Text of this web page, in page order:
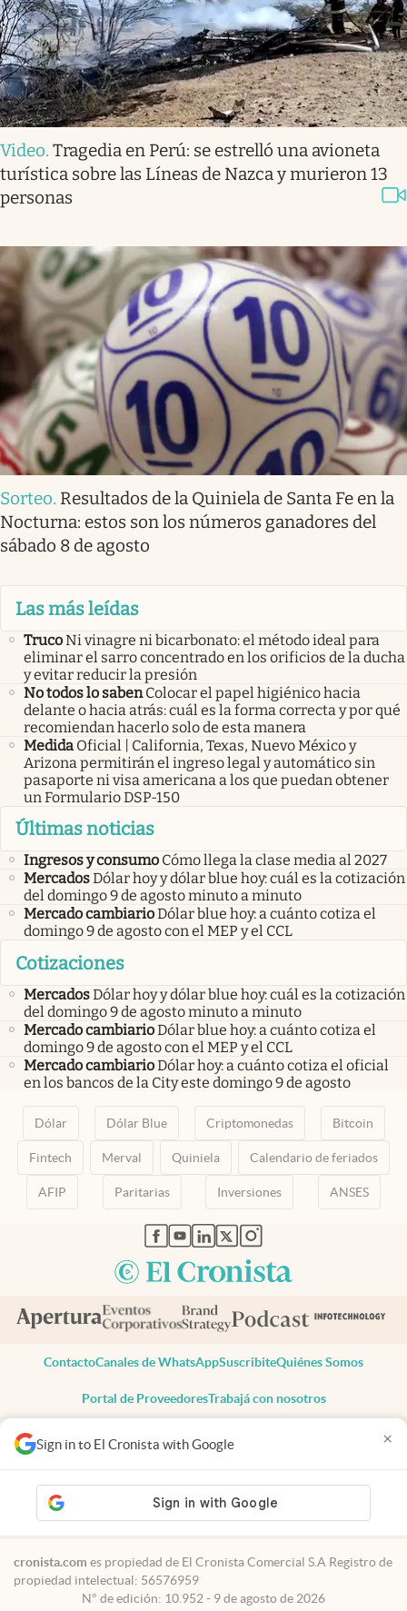
Sign in to El Cronista with Google ×
Video. Tragedia en Perú: se estrelló una avioneta
turística sobre las Líneas de Nazca y murieron 13
personas
Sorteo. Resultados de la Quiniela de Santa Fe en la
Nocturna: estos son los números ganadores del
sábado 8 de agosto
Las más leídas
TrucoNi vinagre ni bicarbonato: el método ideal para
eliminar el sarro concentrado en los orificios de la ducha
y evitar reducir la presión
No todos lo saben Colocar el papel higiénico hacia
delante o hacia atrás: cuál es la forma correcta y por qué
recomiendan hacerlo solo de esta manera
Medida Oficial | California, Texas, Nuevo México y
Arizona permitirán el ingreso legal y automático sin
pasaporte ni visa americana a los que puedan obtener
un Formulario DSP-150
Últimas noticias
Ingresos y consumo Cómo llega la clase media al 2027
MercadosDólar hoy y dólar blue hoy: cuál es la cotización
del domingo 9 de agosto minuto a minuto
Mercado cambiarioDólar blue hoy: a cuánto cotiza el
domingo 9 de agosto con el MEP y el CCL
Cotizaciones
MercadosDólar hoy y dólar blue hoy: cuál es la cotización
del domingo 9 de agosto minuto a minuto
Mercado cambiarioDólar blue hoy: a cuánto cotiza el
domingo 9 de agosto con el MEP y el CCL
Mercado cambiarioDólar hoy: a cuánto cotiza el oficial
en los bancos de la City este domingo 9 de agosto
Dólar Dólar Blue Criptomonedas Bitcoin
Fintech Merval Quiniela Calendario de feriados
AFIP Paritarias Inversiones ANSES
abre en nueva pestaña
abre en nueva pestaña
abre en nueva pestaña
abre en nueva pestaña
abre en nueva pestaña
ContactoCanales de WhatsAppSuscribiteQuiénes Somos
Portal de ProveedoresTrabajá con nosotros
Todos los derechos reservados
Privacidad
Consentimiento
Tel:+54 11 7078-3270
cronista.com es propiedad de El Cronista Comercial S.A Registro de
propiedad intelectual: 56576959
N° de edición: 10.952 - 9 de agosto de 2026